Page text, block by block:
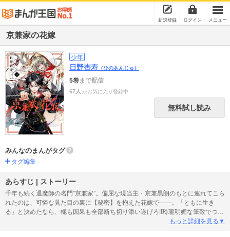
新規登録 ログイン メニュー
京兼家の花嫁
少年
日野杏寿 （ひのあんじゅ）
5巻まで配信
67人 がお気に入り登録中
無料試し読み
みんなのまんがタグ
タグ編集
あらすじ | ストーリー
千年も続く退魔師の名門”京兼家”。偏屈な現当主・京兼黒朗のもとに連れてこら
れたのは、可憐な見た目の裏に【秘密】を抱えた花嫁で――。「ともに生き
る」と決めたなら、軛も因果も全部断ち切り添い遂げろ!!玲瓏明媚な筆致でつづ
もっと詳細を見る▼